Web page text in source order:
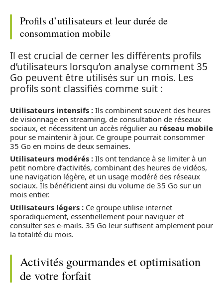
Profils d’utilisateurs et leur durée de
consommation mobile
Il est crucial de cerner les différents profils
d’utilisateurs lorsqu’on analyse comment 35
Go peuvent être utilisés sur un mois. Les
profils sont classifiés comme suit :
Utilisateurs intensifs : Ils combinent souvent des heures
de visionnage en streaming, de consultation de réseaux
sociaux, et nécessitent un accès régulier au réseau mobile
pour se maintenir à jour. Ce groupe pourrait consommer
35 Go en moins de deux semaines.
Utilisateurs modérés : Ils ont tendance à se limiter à un
petit nombre d’activités, combinant des heures de vidéos,
une navigation légère, et un usage modéré des réseaux
sociaux. Ils bénéficient ainsi du volume de 35 Go sur un
mois entier.
Utilisateurs légers : Ce groupe utilise internet
sporadiquement, essentiellement pour naviguer et
consulter ses e-mails. 35 Go leur suffisent amplement pour
la totalité du mois.
Activités gourmandes et optimisation
de votre forfait